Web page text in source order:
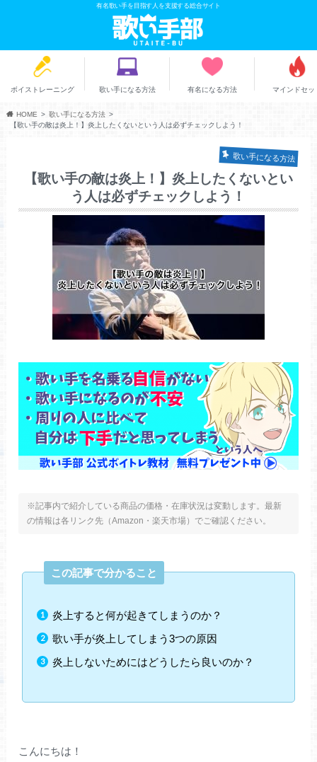
有名歌い手を目指す人を支援する総合サイト
ボイストレーニング 歌い手になる方法 有名になる方法 マインドセッ
HOME
歌い手になる方法
【歌い手の敵は炎上！】炎上したくないという人は必ずチェックしよう！
歌い手になる方法
【歌い手の敵は炎上！】炎上したくないとい
う人は必ずチェックしよう！
※記事内で紹介している商品の価格・在庫状況は変動します。最新
の情報は各リンク先（Amazon・楽天市場）でご確認ください。
この記事で分かること
炎上すると何が起きてしまうのか？
歌い手が炎上してしまう3つの原因
炎上しないためにはどうしたら良いのか？
こんにちは！